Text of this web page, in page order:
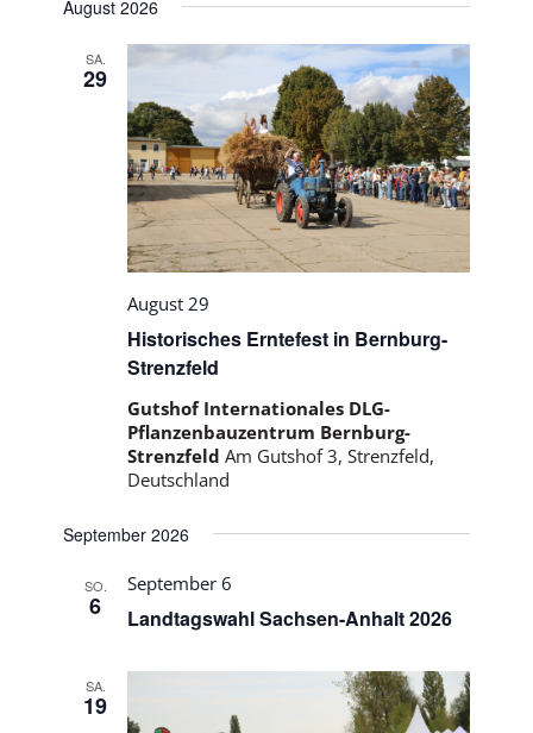
wählen.
August 2026
SA.
29
Historisches Erntefest in Bernburg-
Strenzfeld
August 29
Gutshof Internationales DLG-
Pflanzenbauzentrum Bernburg-
StrenzfeldAm Gutshof 3, Strenzfeld,
Deutschland
September 2026
SO.
6 Landtagswahl Sachsen-Anhalt 2026
September 6
SA.
19